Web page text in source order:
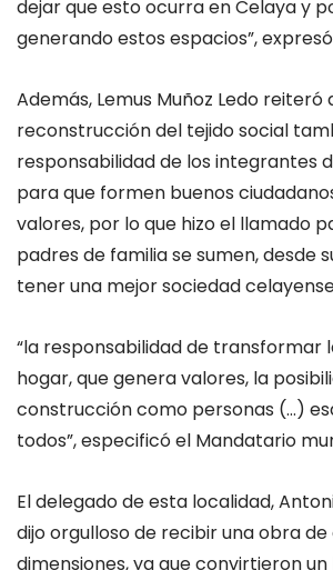
dejar que esto ocurra en Celaya y
generando estos espacios”,
Además, Lemus Muñoz Ledo reiteró
reconstrucción del tejido social
responsabilidad de los integrantes
para que formen buenos
valores, por lo que hizo el llamado
padres de familia se sumen, desde
tener una mejor sociedad
“la responsabilidad de transformar
hogar, que genera valores, la
construcción como personas (…)
todos”, especificó el Mandatario
El delegado de esta localidad,
dijo orgulloso de recibir una obra de
dimensiones, ya que convirtieron